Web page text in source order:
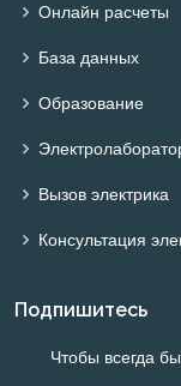
Онлайн расчеты
База данных
Образование
Вызов электрика
Консультация
Подпишитесь
Чтобы всегда